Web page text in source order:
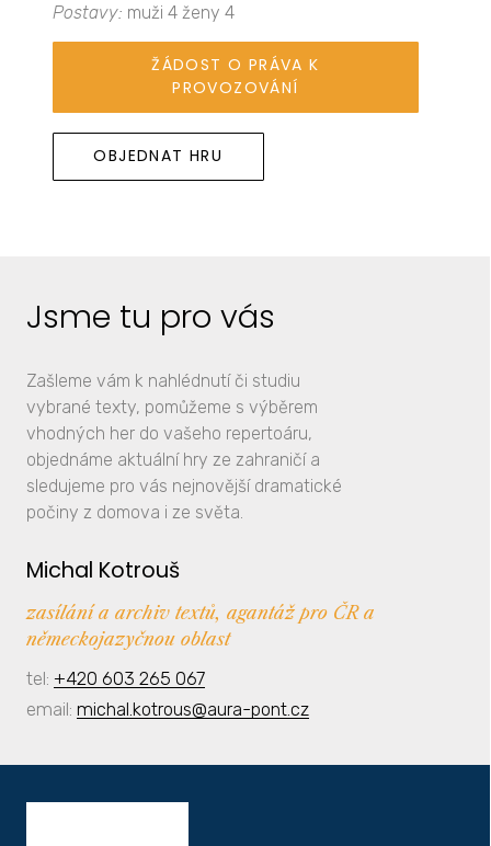
Postavy: muži 4 ženy 4
ŽÁDOST O PRÁVA K
PROVOZOVÁNÍ
OBJEDNAT HRU
Jsme tu pro vás
Zašleme vám k nahlédnutí či studiu
vybrané texty, pomůžeme s výběrem
vhodných her do vašeho repertoáru,
objednáme aktuální hry ze zahraničí a
sledujeme pro vás nejnovější dramatické
počiny z domova i ze světa.
Michal Kotrouš
zasílání a archiv textů, agantáž pro ČR a
německojazyčnou oblast
tel: +420 603 265 067
email: michal.kotrous@aura-pont.cz